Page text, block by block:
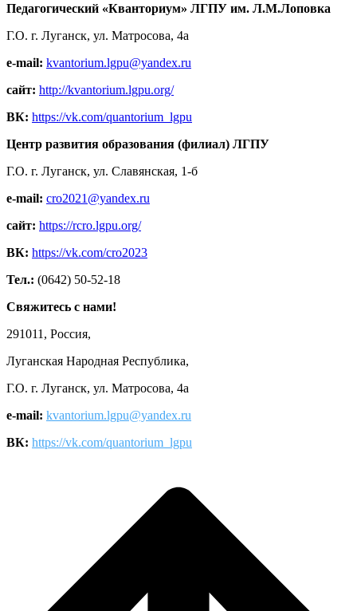
Педагогический «Кванториум» ЛГПУ им. Л.М.Лоповка
Г.О. г. Луганск, ул. Матросова, 4а
e-mail: kvantorium.lgpu@yandex.ru
сайт: http://kvantorium.lgpu.org/
ВК: https://vk.com/quantorium_lgpu
Центр развития образования (филиал) ЛГПУ
Г.О. г. Луганск, ул. Славянская, 1-б
e-mail: cro2021@yandex.ru
сайт: https://rcro.lgpu.org/
ВК: https://vk.com/cro2023
Тел.: (0642) 50-52-18
Свяжитесь с нами!
291011, Россия,
Луганская Народная Республика,
Г.О. г. Луганск, ул. Матросова, 4а
e-mail: kvantorium.lgpu@yandex.ru
ВК: https://vk.com/quantorium_lgpu